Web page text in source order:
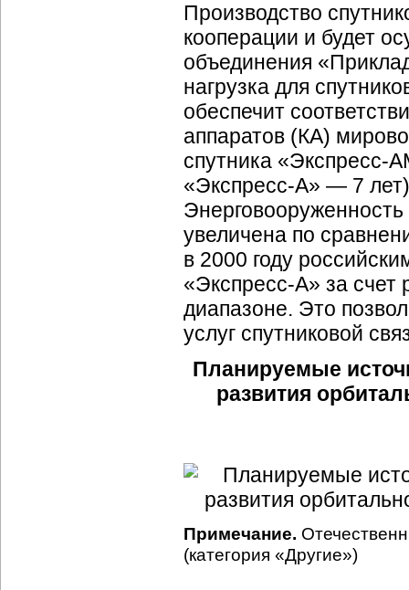
Производство
кооперации и будет
объединения
нагрузка для
обеспечит
аппаратов (КА)
спутника «Экспресс-
«Экспресс-А» — 7
увеличена по
в 2000 году
«Экспресс-А» за счет
диапазоне. Это
услуг спутниковой
Планируемые
развития
Примечание.
(категория «Другие»)